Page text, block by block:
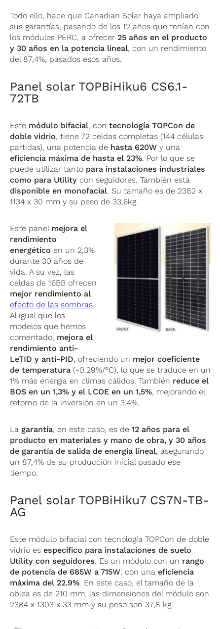
Todo ello, hace que Canadian Solar haya ampliado
sus garantías, pasando de los 12 años que tenían con
los módulos PERC, a ofrecer 25 años en el producto
y 30 años en la potencia lineal, con un rendimiento
del 87,4%, pasados esos años.
Panel solar TOPBiHiku6 CS6.1-
72TB
Este módulo bifacial, contecnología TOPCon de
doble vidrio, tiene 72 celdas completas (144 células
partidas), una potencia de hasta 620W y una
eficiencia máxima de hasta el 23%. Por lo que se
puede utilizar tanto para instalaciones industriales
como para Utility con seguidores. También está
disponible en monofacial. Su tamaño es de 2382 x
1134 x 30 mm y su peso de 33,6kg.
Este panel mejora el
rendimiento
energético en un 2,3%
durante 30 años de
vida. A su vez, las
celdas de 16BB ofrecen
mejor rendimiento al
efecto de las sombras.
Al igual que los
modelos que hemos
comentado, mejora el
rendimiento anti-
LeTID y anti-PID, ofreciendo un mejor coeficiente
de temperatura (-0.29%/°C), lo que se traduce en un
1% más energía en climas cálidos. También reduce el
BOS en un 1,3% y el LCOE en un 1,5%, mejorando el
retorno de la inversión en un 3,4%.
La garantía, en este caso, es de12 años para el
producto en materiales y mano de obra, y 30 años
de garantía de salida de energía lineal, asegurando
un 87,4% de su producción inicial pasado ese
tiempo.
Panel solar TOPBiHiku7 CS7N-TB-
AG
Este módulo bifacial con tecnología TOPCon de doble
vidrio esespecífico para instalaciones de suelo
Utility con seguidores. Es un módulo con un rango
de potencia de 685W a 715W, con unaeficiencia
máxima del 22.9%. En este caso, el tamaño de la
oblea es de 210 mm, las dimensiones del módulo son
2384 x 1303 x 33 mm y su peso son 37,8 kg.